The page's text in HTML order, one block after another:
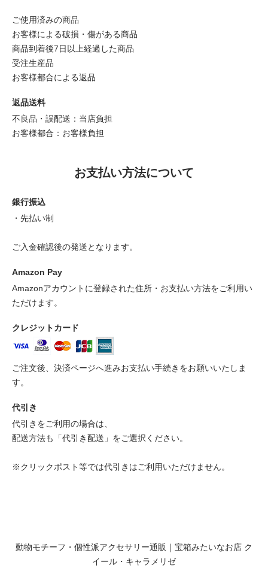
ご使用済みの商品
お客様による破損・傷がある商品
商品到着後7日以上経過した商品
受注生産品
お客様都合による返品
返品送料
不良品・誤配送：当店負担
お客様都合：お客様負担
お支払い方法について
銀行振込
・先払い制
ご入金確認後の発送となります。
Amazon Pay
Amazonアカウントに登録された住所・お支払い方法をご利用い
ただけます。
クレジットカード
ご注文後、決済ページへ進みお支払い手続きをお願いいたしま
す。
代引き
代引きをご利用の場合は、
配送方法も「代引き配送」をご選択ください。
※クリックポスト等では代引きはご利用いただけません。
動物モチーフ・個性派アクセサリー通販｜宝箱みたいなお店 ク
イール・キャラメリゼ